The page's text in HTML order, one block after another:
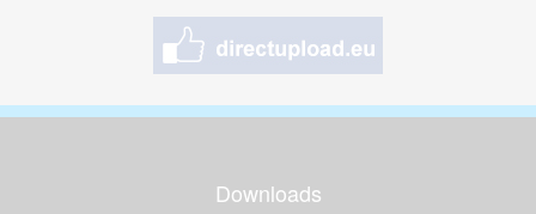
Downloads